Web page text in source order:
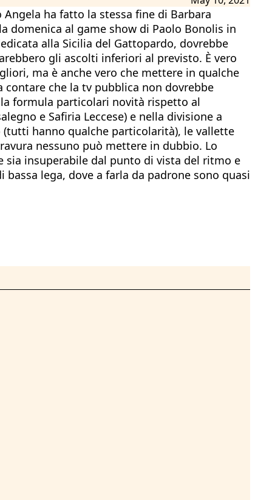
ha fatto la stessa fine di Barbara
domenica al game show di Paolo Bonolis in
alla Sicilia del Gattopardo, dovrebbe
gli ascolti inferiori al previsto. È vero
ma è anche vero che mettere in qualche
che la tv pubblica non dovrebbe
formula particolari novità rispetto al
e Safiria Leccese) e nella divisione a
hanno qualche particolarità), le vallette
nessuno può mettere in dubbio. Lo
sia insuperabile dal punto di vista del ritmo e
lega, dove a farla da padrone sono quasi